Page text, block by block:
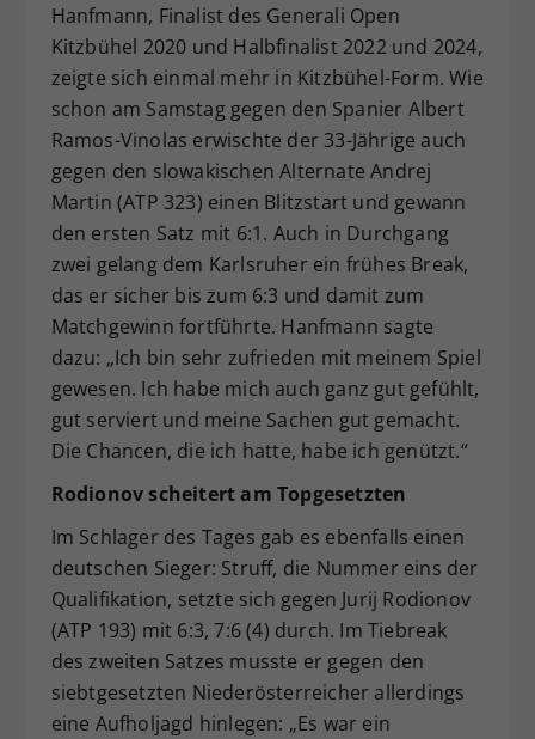
Hanfmann, Finalist des Generali Open
Kitzbühel 2020 und Halbfinalist 2022 und 2024,
zeigte sich einmal mehr in Kitzbühel-Form. Wie
schon am Samstag gegen den Spanier Albert
Ramos-Vinolas erwischte der 33-Jährige auch
gegen den slowakischen Alternate Andrej
Martin (ATP 323) einen Blitzstart und gewann
den ersten Satz mit 6:1. Auch in Durchgang
zwei gelang dem Karlsruher ein frühes Break,
das er sicher bis zum 6:3 und damit zum
Matchgewinn fortführte. Hanfmann sagte
dazu: „Ich bin sehr zufrieden mit meinem Spiel
gewesen. Ich habe mich auch ganz gut gefühlt,
gut serviert und meine Sachen gut gemacht.
Die Chancen, die ich hatte, habe ich genützt.“
Rodionov scheitert am Topgesetzten
Im Schlager des Tages gab es ebenfalls einen
deutschen Sieger: Struff, die Nummer eins der
Qualifikation, setzte sich gegen Jurij Rodionov
(ATP 193) mit 6:3, 7:6 (4) durch. Im Tiebreak
des zweiten Satzes musste er gegen den
siebtgesetzten Niederösterreicher allerdings
eine Aufholjagd hinlegen: „Es war ein